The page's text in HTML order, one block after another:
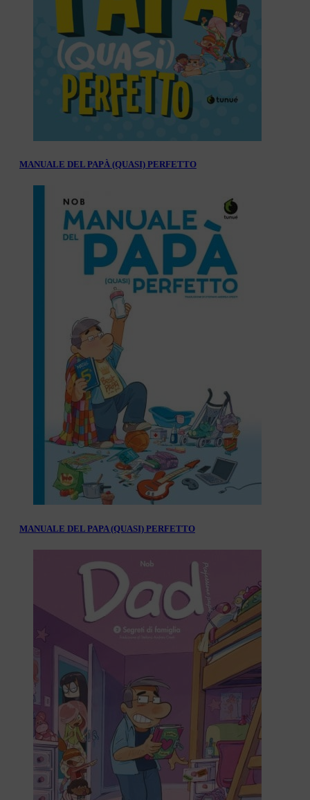
MANUALE DEL PAPÀ (QUASI) PERFETTO
MANUALE DEL PAPA (QUASI) PERFETTO